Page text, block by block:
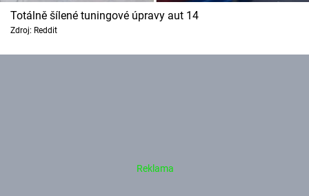
Totálně šílené tuningové úpravy aut 14
Zdroj: Reddit